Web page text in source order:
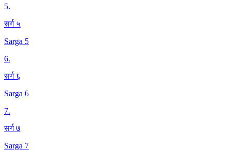
5.
सर्ग ५
Sarga 5
6.
सर्ग ६
Sarga 6
7.
सर्ग ७
Sarga 7